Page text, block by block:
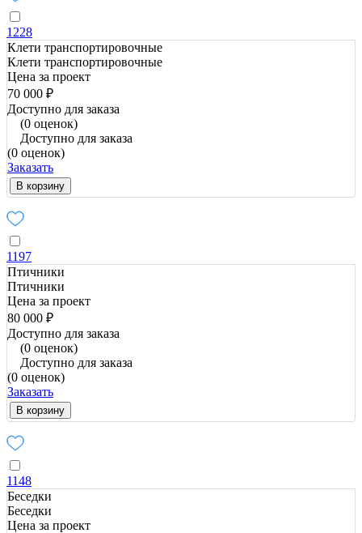
1228
Клети транспортировочные
Клети транспортировочные
Цена за проект
70 000 ₽
Доступно для заказа
(0 оценок)
Доступно для заказа
(0 оценок)
Заказать
В корзину
1197
Птичники
Птичники
Цена за проект
80 000 ₽
Доступно для заказа
(0 оценок)
Доступно для заказа
(0 оценок)
Заказать
В корзину
1148
Беседки
Беседки
Цена за проект